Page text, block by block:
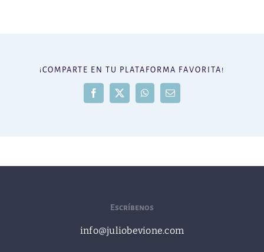
¡COMPARTE EN TU PLATAFORMA FAVORITA!
Facebook
X WhatsAppCorreo
Escríbenos
info@juliobevione.com